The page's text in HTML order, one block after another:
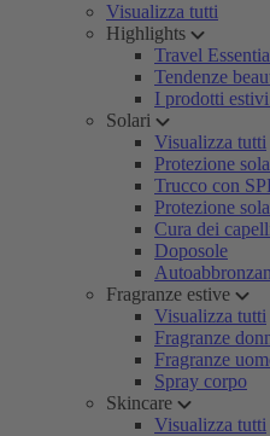
Visualizza tutti
Highlights
Travel
Tendenze
I prodotti
Solari
Visualizza tutti
Protezione
Trucco con
Protezione
Cura dei
Doposole
Fragranze estive
Visualizza tutti
Fragranze
Fragranze
Spray corpo
Skincare
Visualizza tutti